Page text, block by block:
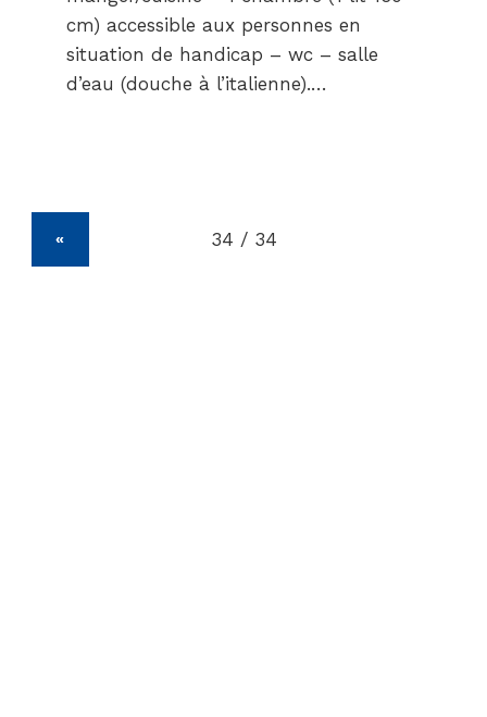
cm) accessible aux personnes en
situation de handicap – wc – salle
d’eau (douche à l’italienne).…
«